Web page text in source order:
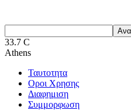
33.7 C
Athens
Ταυτοτητα
Οροι Χρησης
Διαφημιση
Συμμορφωση